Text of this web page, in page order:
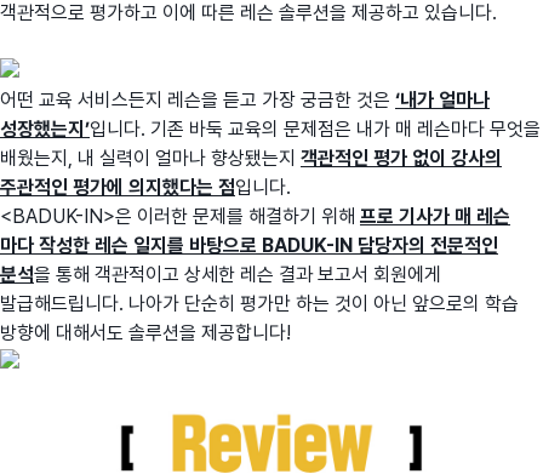
객관적으로 평가하고 이에 따른 레슨 솔루션을 제공하고 있습니다.
어떤 교육 서비스든지 레슨을 듣고 가장 궁금한 것은 ‘내가 얼마나
성장했는지’입니다. 기존 바둑 교육의 문제점은 내가 매 레슨마다 무엇을
배웠는지, 내 실력이 얼마나 향상됐는지 객관적인 평가 없이 강사의
주관적인 평가에 의지했다는 점입니다.
<BADUK-IN>은 이러한 문제를 해결하기 위해 프로 기사가 매 레슨
마다 작성한 레슨 일지를 바탕으로 BADUK-IN 담당자의 전문적인
분석을 통해 객관적이고 상세한 레슨 결과 보고서 회원에게
발급해드립니다. 나아가 단순히 평가만 하는 것이 아닌 앞으로의 학습
방향에 대해서도 솔루션을 제공합니다!